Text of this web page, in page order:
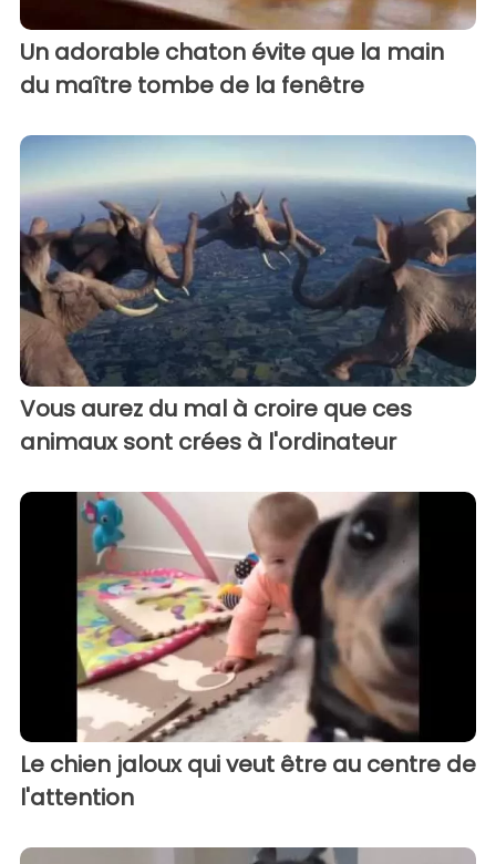
Un adorable chaton évite que la main
du maître tombe de la fenêtre
Vous aurez du mal à croire que ces
animaux sont crées à l'ordinateur
Le chien jaloux qui veut être au centre de
l'attention